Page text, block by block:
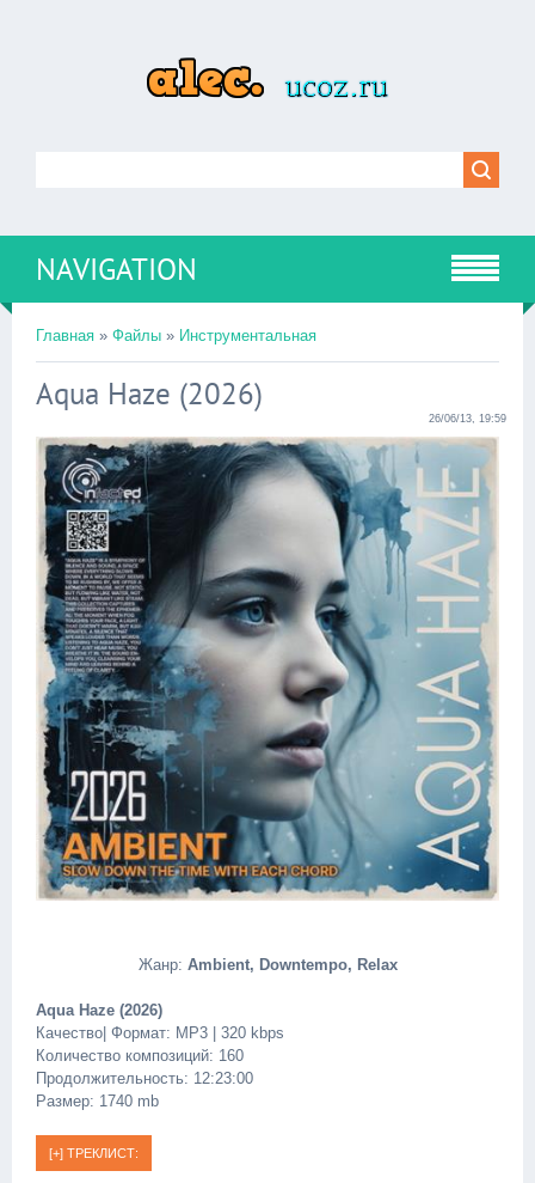
NAVIGATION
Главная » Файлы » Инструментальная
Aqua Haze (2026)
26/06/13, 19:59
Жанр: Ambient, Downtempo, Relax
Aqua Haze (2026)
Качество| Формат: MP3 | 320 kbps
Количество композиций: 160
Продолжительность: 12:23:00
Размер: 1740 mb